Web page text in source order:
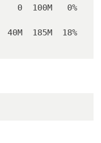
0  100M   0%
185M  18%